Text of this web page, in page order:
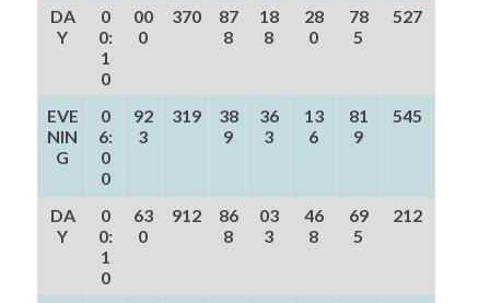
DA
Y
0
0:
1
0
00
0
370
87
8
18
8
28
0
78
5
527
EVE
NIN
G
0
6:
0
0
92
3
319
38
9
36
3
13
6
81
9
545
DA
Y
0
0:
1
0
63
0
912
86
8
03
3
46
8
69
5
212